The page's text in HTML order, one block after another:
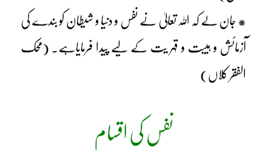
* جان لے کہ اللہ تعالیٰ نے نفس و دنیا و شیطان کو بندے کی
آزمائش و ہیبت و قہر یت کے لیے پیدا فرمایاہے۔ (محک
الفقر کلاں)
نفس کی اقسام